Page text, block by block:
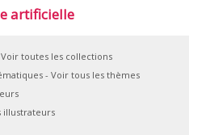
artificielle
toutes les collections
- Voir tous les thèmes
illustrateurs